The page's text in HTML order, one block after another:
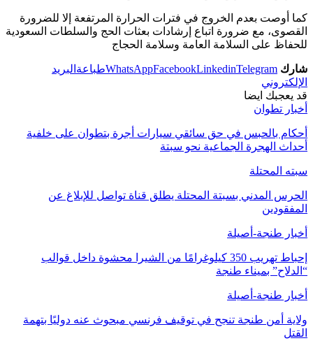
كما أوصت بعدم الخروج في فترات الحرارة المرتفعة إلا للضرورة
القصوى، مع ضرورة اتباع إرشادات بعثات الحج والسلطات السعودية
للحفاظ على السلامة العامة وسلامة الحجاج
شارك WhatsAppFacebookLinkedinTelegram طباعة البريد
الإلكتروني
قد يعجبك ايضا
أخبار تطوان
أحكام بالحبس في حق سائقي سيارات أجرة بتطوان على خلفية
أحداث الهجرة الجماعية نحو سبتة
سبته المحتلة
الحرس المدني بسبتة المحتلة يطلق قناة تواصل للإبلاغ عن
المفقودين
أخبار طنجة-أصيلة
إحباط تهريب 350 كيلوغرامًا من الشيرا محشوة داخل قوالب
“الدلاح” بميناء طنجة
أخبار طنجة-أصيلة
ولاية أمن طنجة تنجح في توقيف فرنسي مبحوث عنه دوليًا بتهمة
القتل